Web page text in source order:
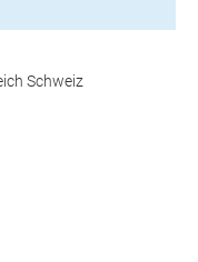
Schweiz